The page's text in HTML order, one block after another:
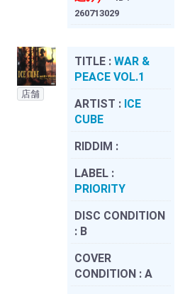
260713029
店舗
TITLE : WAR &
PEACE VOL.1
ARTIST : ICE
CUBE
RIDDIM :
LABEL :
PRIORITY
DISC CONDITION
: B
COVER
CONDITION : A